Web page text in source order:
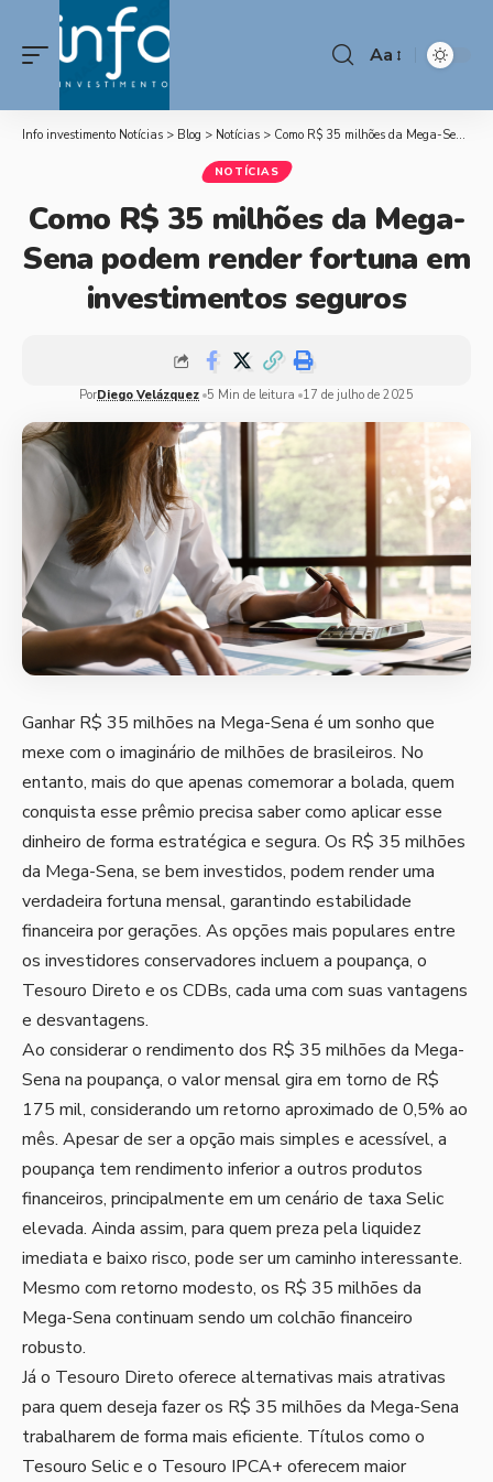
Aa
Info investimento Notícias > Blog > Notícias > Como R$ 35 milhões da Mega-Sena podem render fortuna em investimentos seguros
NOTÍCIAS
Como R$ 35 milhões da Mega-
Sena podem render fortuna em
investimentos seguros
PorDiego Velázquez 5 Min de leitura 17 de julho de 2025
Ganhar R$ 35 milhões na Mega-Sena é um sonho que
mexe com o imaginário de milhões de brasileiros. No
entanto, mais do que apenas comemorar a bolada, quem
conquista esse prêmio precisa saber como aplicar esse
dinheiro de forma estratégica e segura. Os R$ 35 milhões
da Mega-Sena, se bem investidos, podem render uma
verdadeira fortuna mensal, garantindo estabilidade
financeira por gerações. As opções mais populares entre
os investidores conservadores incluem a poupança, o
Tesouro Direto e os CDBs, cada uma com suas vantagens
e desvantagens.
Ao considerar o rendimento dos R$ 35 milhões da Mega-
Sena na poupança, o valor mensal gira em torno de R$
175 mil, considerando um retorno aproximado de 0,5% ao
mês. Apesar de ser a opção mais simples e acessível, a
poupança tem rendimento inferior a outros produtos
financeiros, principalmente em um cenário de taxa Selic
elevada. Ainda assim, para quem preza pela liquidez
imediata e baixo risco, pode ser um caminho interessante.
Mesmo com retorno modesto, os R$ 35 milhões da
Mega-Sena continuam sendo um colchão financeiro
robusto.
Já o Tesouro Direto oferece alternativas mais atrativas
para quem deseja fazer os R$ 35 milhões da Mega-Sena
trabalharem de forma mais eficiente. Títulos como o
Tesouro Selic e o Tesouro IPCA+ oferecem maior